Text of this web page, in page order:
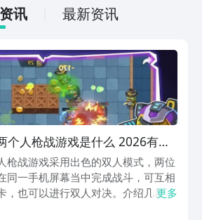
戏的主要乐趣吧。
讯 最新资讯
个人枪战游戏是什么 2026有趣
排名
枪战游戏采用出色的双人模式，两位
同一手机屏幕当中完成战斗，可互相
，也可以进行双人对决。介绍几款在
这是阿里巴巴灵犀互娱旗下的盒子，
更多